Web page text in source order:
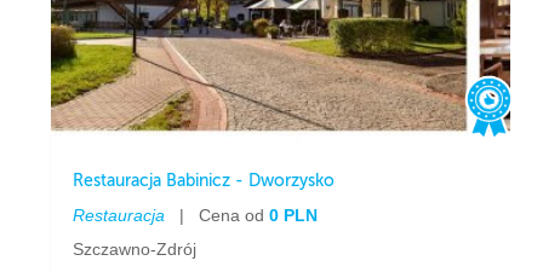
Restauracja Babinicz - Dworzysko
Restauracja | Cena od0 PLN
Szczawno-Zdrój